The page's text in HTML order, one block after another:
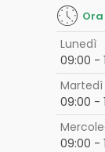
Lunedì
09:00 -
Martedì
09:00 -
09:00 -